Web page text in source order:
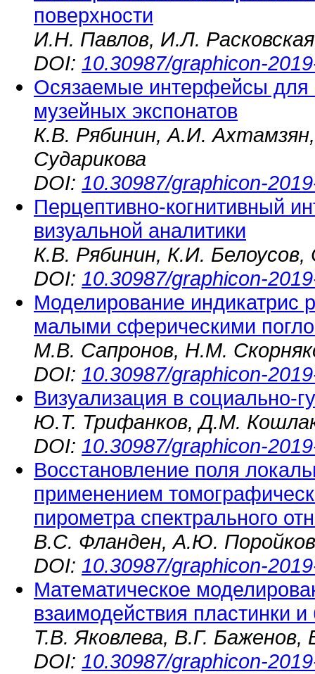
поверхности
И.Н. Павлов, И.Л.
DOI: 10.30987/graphicon-
Осязаемые интерфейсы для
музейных экспонатов
К.В. Рябинин, А.И.
Сударикова
DOI: 10.30987/graphicon-
Перцептивно-когнитивный
визуальной аналитики
К.В. Рябинин, К.И.
DOI: 10.30987/graphicon-
Моделирование индикатрис
малыми сферическими
М.В. Сапронов, Н.М.
DOI: 10.30987/graphicon-
Визуализация в социально-
Ю.Т. Трифанков, Д.М.
DOI: 10.30987/graphicon-
Восстановление поля
применением
пирометра спектрального
В.С. Фланден, А.Ю.
DOI: 10.30987/graphicon-
Математическое
взаимодействия пластинки
Т.В. Яковлева, В.Г. Баженов,
DOI: 10.30987/graphicon-